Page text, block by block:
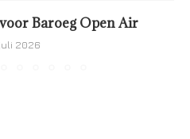
Baroeg Open Air
2026